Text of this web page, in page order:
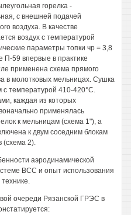
горелка -
с внешней подачей
воздуха. В качестве
воздух с температурой
параметры топки чр = 3,8
П-59 впервые в практике
применена схема прямого
в молотковых мельницах. Сушка
с температурой 410-420°С.
каждая из которых
применялась
к мельницам (схема 1"), а
к двум соседним блокам
(схема 2).
аэродинамической
ВСС и опыт использования
очереди Рязанской ГРЭС в